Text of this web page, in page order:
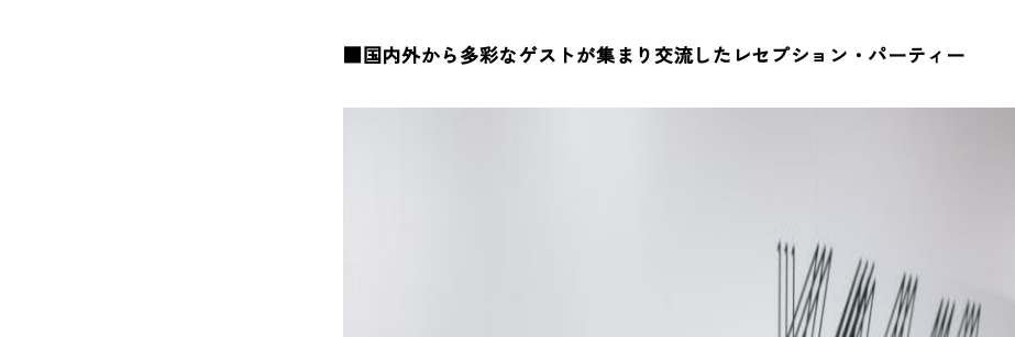
■国内外から多彩なゲストが集まり交流したレセプション・パーティー